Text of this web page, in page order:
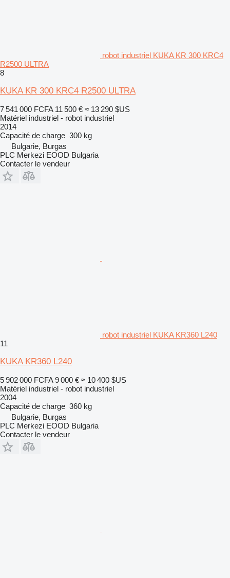
robot industriel KUKA KR 300 KRC4
R2500 ULTRA
8
KUKA KR 300 KRC4 R2500 ULTRA
7 541 000 FCFA 11 500 € ≈ 13 290 $US
Matériel industriel - robot industriel
2014
Capacité de charge 300 kg
Bulgarie, Burgas
PLC Merkezi EOOD Bulgaria
Contacter le vendeur
robot industriel KUKA KR360 L240
11
KUKA KR360 L240
5 902 000 FCFA 9 000 € ≈ 10 400 $US
Matériel industriel - robot industriel
2004
Capacité de charge 360 kg
Bulgarie, Burgas
PLC Merkezi EOOD Bulgaria
Contacter le vendeur